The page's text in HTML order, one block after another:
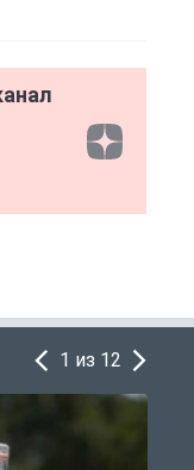
1 из 12